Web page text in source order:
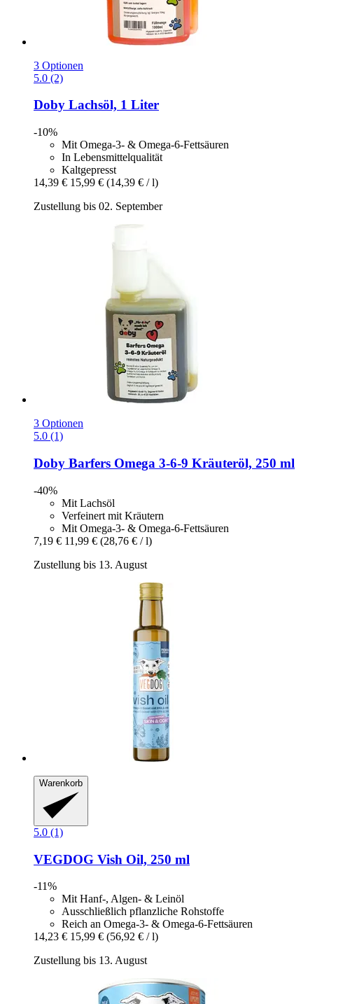
3 Optionen
5.0 (2)
Doby Lachsöl, 1 Liter
-10%
Mit Omega-3- & Omega-6-Fettsäuren
In Lebensmittelqualität
Kaltgepresst
14,39 € 15,99 € (14,39 € / l)
Zustellung bis 02. September
3 Optionen
5.0 (1)
Doby Barfers Omega 3-​6-​9 Kräuteröl, 250 ml
-40%
Mit Lachsöl
Verfeinert mit Kräutern
Mit Omega-3- & Omega-6-Fettsäuren
7,19 € 11,99 € (28,76 € / l)
Zustellung bis 13. August
Warenkorb
5.0 (1)
VEGDOG Vish Oil, 250 ml
-11%
Mit Hanf-, Algen- & Leinöl
Ausschließlich pflanzliche Rohstoffe
Reich an Omega-3- & Omega-6-Fettsäuren
14,23 € 15,99 € (56,92 € / l)
Zustellung bis 13. August